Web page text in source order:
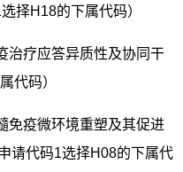
选择H18的下属代码）
治疗应答异质性及协同干
代码）
免疫微环境重塑及其促进
请代码1选择H08的下属代